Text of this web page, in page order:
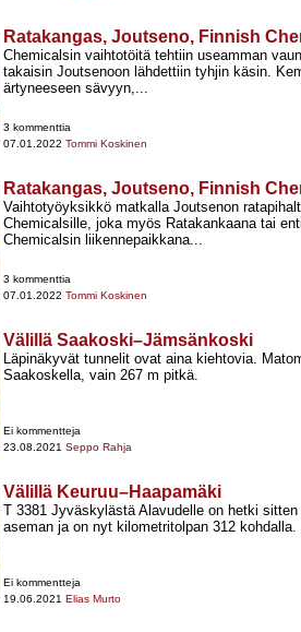
Ratakangas, Joutseno, Finnish
Chemicalsin vaihtotöitä tehtiin useamman
takaisin Joutsenoon lähdettiin tyhjin käsin.
ärtyneeseen sävyyn,...
3 kommenttia
07.01.2022 Tommi Koskinen
Ratakangas, Joutseno, Finnish
Vaihtotyöyksikkö matkalla Joutsenon
Chemicalsille, joka myös Ratakankaana tai
Chemicalsin liikennepaikkana...
3 kommenttia
07.01.2022 Tommi Koskinen
Välillä Saakoski–Jämsänkoski
Läpinäkyvät tunnelit ovat aina kiehtovia.
Saakoskella, vain 267 m pitkä.
Ei kommentteja
23.08.2021 Seppo Rahja
Välillä Keuruu–Haapamäki
T 3381 Jyväskylästä Alavudelle on hetki
aseman ja on nyt kilometritolpan 312 kohdalla.
Ei kommentteja
19.06.2021 Elias Murto